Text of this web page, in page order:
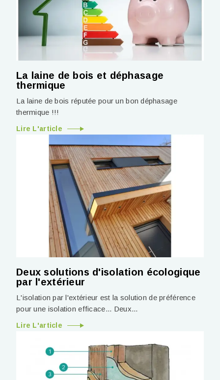
La laine de bois et déphasage
thermique
La laine de bois réputée pour un bon déphasage
thermique !!!
Lire L'article
Deux solutions d'isolation écologique
par l'extérieur
L'isolation par l'extérieur est la solution de préférence
pour une isolation efficace... Deux...
Lire L'article